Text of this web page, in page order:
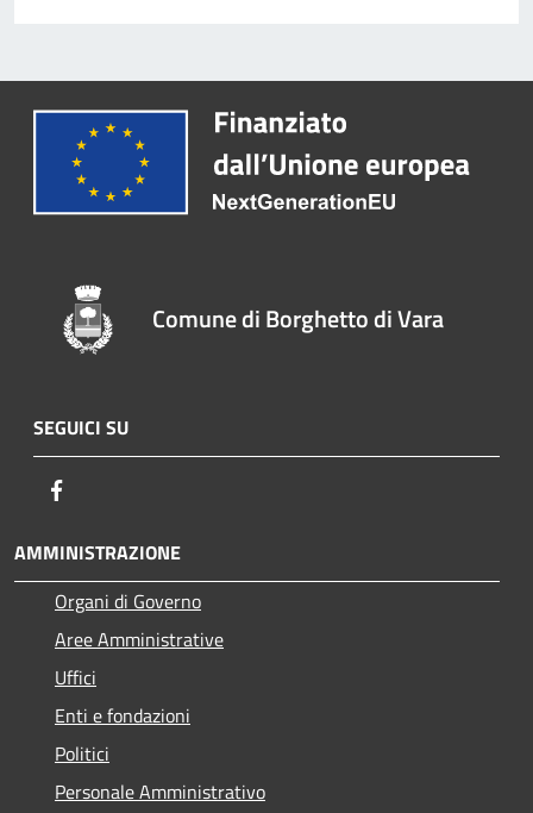
Comune di Borghetto di Vara
SEGUICI SU
AMMINISTRAZIONE
Organi di Governo
Aree Amministrative
Uffici
Enti e fondazioni
Politici
Personale Amministrativo